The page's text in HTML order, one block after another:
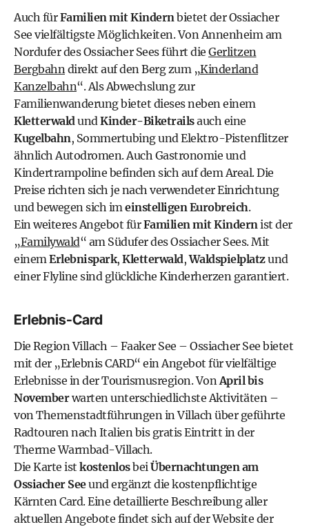
Auch fürFamilien mit Kindernbietet der Ossiacher
See vielfältigste Möglichkeiten. Von Annenheim am
Nordufer des Ossiacher Sees führt die Gerlitzen
Bergbahndirekt auf den Berg zum „Kinderland
Kanzelbahn“. Als Abwechslung zur
Familienwanderung bietet dieses neben einem
KletterwaldundKinder-Biketrailsauch eine
Kugelbahn, Sommertubing und Elektro-Pistenflitzer
ähnlich Autodromen. Auch Gastronomie und
Kindertrampoline befinden sich auf dem Areal. Die
Preise richten sich je nach verwendeter Einrichtung
und bewegen sich imeinstelligen Eurobreich.
Ein weiteres Angebot fürFamilien mit Kindernist der
„Familywald“ am Südufer des Ossiacher Sees. Mit
einemErlebnispark, Kletterwald,Waldspielplatzund
einer Flyline sind glückliche Kinderherzen garantiert.
Erlebnis-Card
Die Region Villach – Faaker See – Ossiacher See bietet
mit der „Erlebnis CARD“ ein Angebot für vielfältige
Erlebnisse in der Tourismusregion. VonApril bis
Novemberwarten unterschiedlichste Aktivitäten –
von Themenstadtführungen in Villach über geführte
Radtouren nach Italien bis gratis Eintritt in der
Therme Warmbad-Villach.
Die Karte ist kostenlosbeiÜbernachtungen am
Ossiacher Seeund ergänzt die kostenpflichtige
Kärnten Card. Eine detaillierte Beschreibung aller
aktuellen Angebote findet sich auf derWebsite der